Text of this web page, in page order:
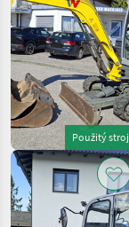
JCB
Zobrazit
všech
37
MARKETPLACE
Marketplace
Použitý stroj